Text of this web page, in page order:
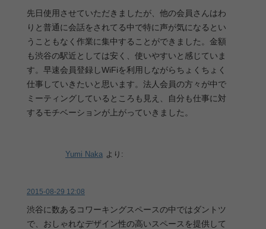
先日使用させていただきましたが、他の会員さんはわ
りと普通に会話をされてる中で特に声が気になるとい
うこともなく作業に集中することができました。金額
も渋谷の駅近としては安く、使いやすいと感じていま
す。早速会員登録しWiFiを利用しながらちょくちょく
仕事していきたいと思います。法人会員の方々が中で
ミーティングしているところも見え、自分も仕事に対
するモチベーションが上がっていきました。
Yumi Naka より:
2015-08-29 12:08
渋谷に数あるコワーキングスペースの中ではダントツ
で、おしゃれなデザイン性の高いスペースを提供して